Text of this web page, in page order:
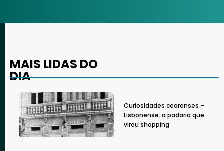
MAIS LIDAS DO
DIA
Curiosidades cearenses –
Lisbonense: a padaria que
virou shopping